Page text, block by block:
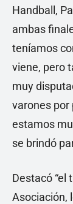
Handball,
ambas
teníamos
viene, pero
muy
varones por
estamos
se brindó
Destacó “el
Asociación,